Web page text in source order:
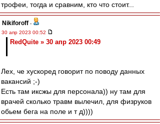
трофеи, тогда и сравним, кто что стоит...
Nikiforoff -
30 апр 2023 00:52
RedQuite » 30 апр 2023 00:49
Лех, че хускоред говорит по поводу данных
вакансий ;-)
Есть там иксжы для персонала)) ну там для
врачей сколько травм вылечил, для физруков
обьем бега на поле и т д))))